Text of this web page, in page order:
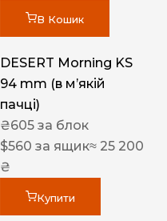
В Кошик
DESERT Morning KS
94 mm (в мʼякій
пачці)
₴605 за блок
$560 за ящик≈ 25 200
₴
Купити